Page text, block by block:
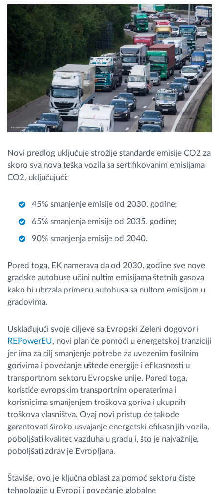
Novi predlog uključuje strožije standarde emisije CO2 za
skoro sva nova teška vozila sa sertifikovanim emisijama
CO2, uključujući:
45% smanjenje emisije od 2030. godine;
65% smanjenja emisije od 2035. godine;
90% smanjenja emisije od 2040.
Pored toga, EK namerava da od 2030. godine sve nove
gradske autobuse učini nultim emisijama štetnih gasova
kako bi ubrzala primenu autobusa sa nultom emisijom u
gradovima.
Usklađujući svoje ciljeve sa Evropski Zeleni dogovor i
REPowerEU, novi plan će pomoći u energetskoj tranziciji
jer ima za cilj smanjenje potrebe za uvezenim fosilnim
gorivima i povećanje uštede energije i efikasnosti u
transportnom sektoru Evropske unije. Pored toga,
koristiće evropskim transportnim operaterima i
korisnicima smanjenjem troškova goriva i ukupnih
troškova vlasništva. Ovaj novi pristup će takođe
garantovati široko usvajanje energetski efikasnijih vozila,
poboljšati kvalitet vazduha u gradu i, što je najvažnije,
poboljšati zdravlje Evropljana.
Štaviše, ovo je ključna oblast za pomoć sektoru čiste
tehnologije u Evropi i povećanje globalne